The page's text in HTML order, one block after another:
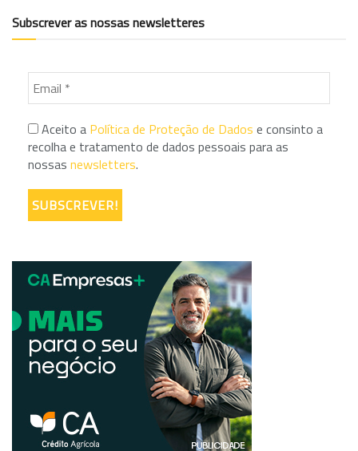
Subscrever as nossas newsletteres
Aceito a Política de Proteção de Dados e consinto a
recolha e tratamento de dados pessoais para as
nossas newsletters.